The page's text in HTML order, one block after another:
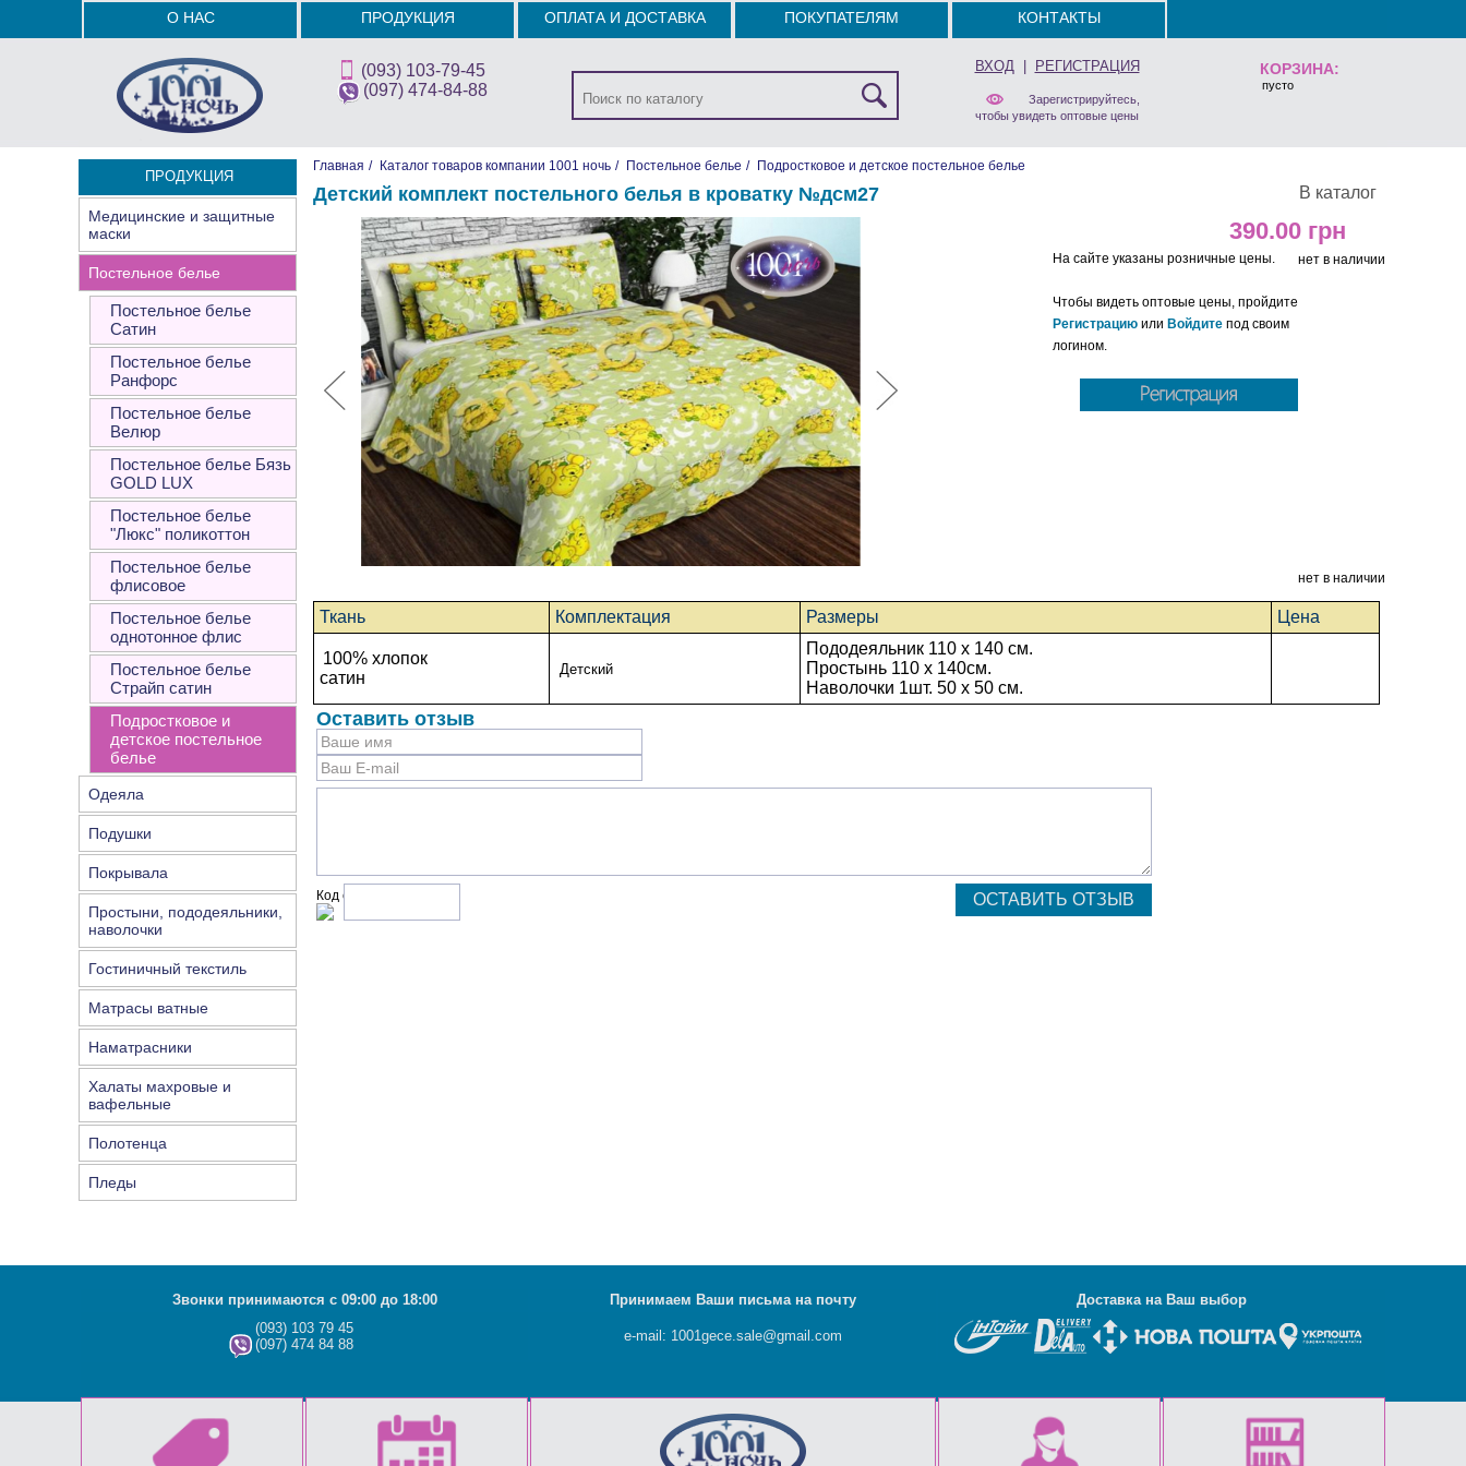
КОРЗИНА:
пусто
О НАС ПРОДУКЦИЯ ОПЛАТА И ДОСТАВКА ПОКУПАТЕЛЯМ КОНТАКТЫ
(093) 103-79-45
(097) 474-84-88
ВХОД| РЕГИСТРАЦИЯ
Зарегистрируйтесь,
чтобы увидеть оптовые цены
ПРОДУКЦИЯ
Медицинские и защитные
маски
Постельное белье
Постельное белье
Сатин
Постельное белье
Ранфорс
Постельное белье
Велюр
Постельное белье Бязь
GOLD LUX
Постельное белье
"Люкс" поликоттон
Постельное белье
флисовое
Постельное белье
однотонное флис
Постельное белье
Страйп сатин
Подростковое и
детское постельное
белье
Одеяла
Подушки
Покрывала
Простыни, пододеяльники,
наволочки
Гостиничный текстиль
Матрасы ватные
Наматрасники
Халаты махровые и
вафельные
Полотенца
Пледы
Главная / Каталог товаров компании 1001 ночь / Постельное белье / Подростковое и детское постельное белье
В каталог
Детский комплект постельного белья в кроватку №дсм27
390.00
нет в наличии
На сайте указаны розничные цены.
Чтобы видеть оптовые цены, пройдите
Регистрацию или Войдите под своим
логином.
нет в наличии
Ткань Комплектация Размеры Цена
100% хлопок
сатин
Детский
Пододеяльник 110 x 140 см.
Простынь 110 x 140см.
Наволочки 1шт. 50 х 50 см.
Оставить отзыв
Код с рисунка:
Звонки принимаются с 09:00 до 18:00 Принимаем Ваши письма на почту Доставка на Ваш выбор
(093) 103 79 45
(097) 474 84 88
e-mail: 1001gece.sale@gmail.com